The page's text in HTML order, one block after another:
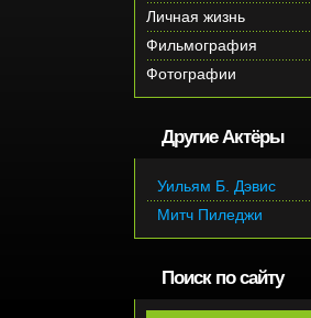
Личная жизнь
Фильмография
Фотографии
Другие Актёры
Уильям Б. Дэвис
Митч Пиледжи
Поиск по сайту